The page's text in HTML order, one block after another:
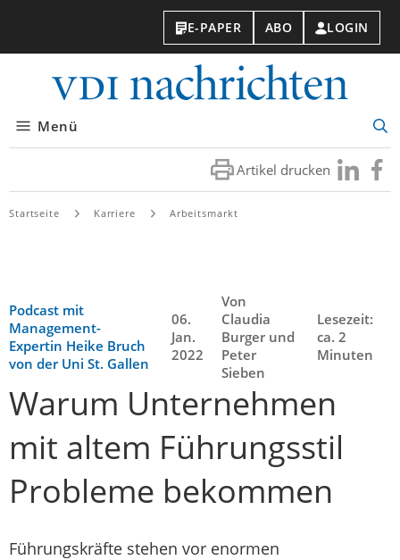
E-PAPER ABO LOGIN
Menü
Artikel drucken Besuchen
Sie
Sie
Startseite Karriere Arbeitsmarkt
Podcast mit
Management-
Expertin Heike Bruch
von der Uni St. Gallen
06.
Jan.
2022
Von
Claudia
Burger und
Peter
Sieben
Lesezeit:
ca. 2
Minuten
Warum Unternehmen
mit altem Führungsstil
Probleme bekommen
Führungskräfte stehen vor enormen